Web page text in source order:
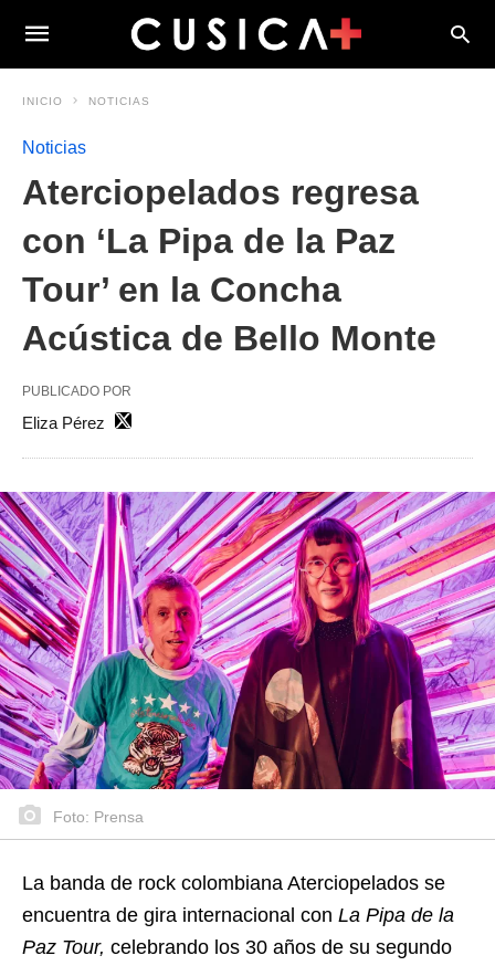
INICIO NOTICIAS
Noticias
Aterciopelados regresa
con ‘La Pipa de la Paz
Tour’ en la Concha
Acústica de Bello Monte
PUBLICADO POR
Eliza Pérez
Foto: Prensa
La banda de rock colombiana Aterciopelados se
encuentra de gira internacional con La Pipa de la
Paz Tour, celebrando los 30 años de su segundo